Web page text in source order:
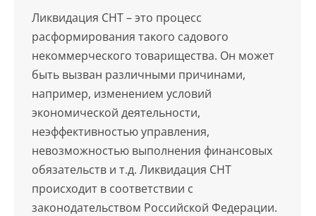
Ликвидация СНТ – это процесс
расформирования такого садового
некоммерческого товарищества. Он может
быть вызван различными причинами,
например, изменением условий
экономической деятельности,
неэффективностью управления,
невозможностью выполнения финансовых
обязательств и т.д. Ликвидация СНТ
происходит в соответствии с
законодательством Российской Федерации.